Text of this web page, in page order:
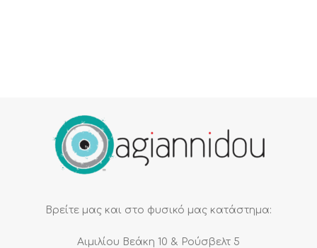
Βρείτε μας και στο φυσικό μας κατάστημα:
Αιμιλίου Βεάκη 10 & Ρούσβελτ 5